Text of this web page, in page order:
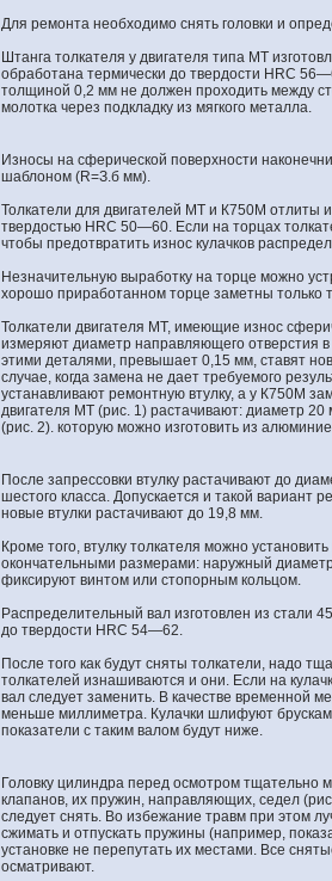
Для ремонта необходимо снять головки и
Штанга толкателя у двигателя типа МТ
обработана термически до твердости HRC
толщиной 0,2 мм не должен проходить между
молотка через подкладку из мягкого металла.
Износы на сферической поверхности
шаблоном (R=З.б мм).
Толкатели для двигателей МТ и К750М отлиты
твердостью HRC 50—60. Если на торцах
чтобы предотвратить износ кулачков
Незначительную выработку на торце можно
хорошо приработанном торце заметны только
Толкатели двигателя МТ, имеющие износ
измеряют диаметр направляющего отверстия
этими деталями, превышает 0,15 мм, ставят
случае, когда замена не дает требуемого
устанавливают ремонтную втулку, а у К750М
двигателя МТ (рис. 1) растачивают: диаметр
(рис. 2). которую можно изготовить из
После запрессовки втулку растачивают до
шестого класса. Допускается и такой
новые втулки растачивают до 19,8 мм.
Кроме того, втулку толкателя можно
окончательными размерами: наружный
фиксируют винтом или стопорным кольцом.
Распределительный вал изготовлен из стали
до твердости HRC 54—62.
После того как будут сняты толкатели, надо
толкателей изнашиваются и они. Если на
вал следует заменить. В качестве временной
меньше миллиметра. Кулачки шлифуют
показатели с таким валом будут ниже.
Головку цилиндра перед осмотром тщательно
клапанов, их пружин, направляющих, седел
следует снять. Во избежание травм при этом
сжимать и отпускать пружины (например,
установке не перепутать их местами. Все
осматривают.